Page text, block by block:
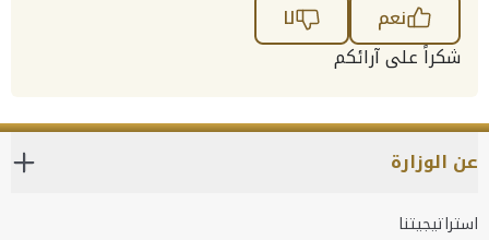
نعم
لا
شكراً على آرائكم
عن الوزارة
استراتيجيتنا